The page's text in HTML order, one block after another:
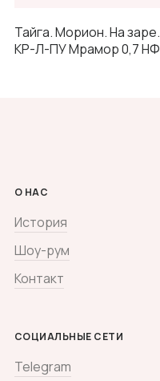
Тайга. Морион. На заре.
КР-Л-ПУ Мрамор 0,7 НФ
О НАС
История
Шоу-рум
Контакт
СОЦИАЛЬНЫЕ СЕТИ
Telegram